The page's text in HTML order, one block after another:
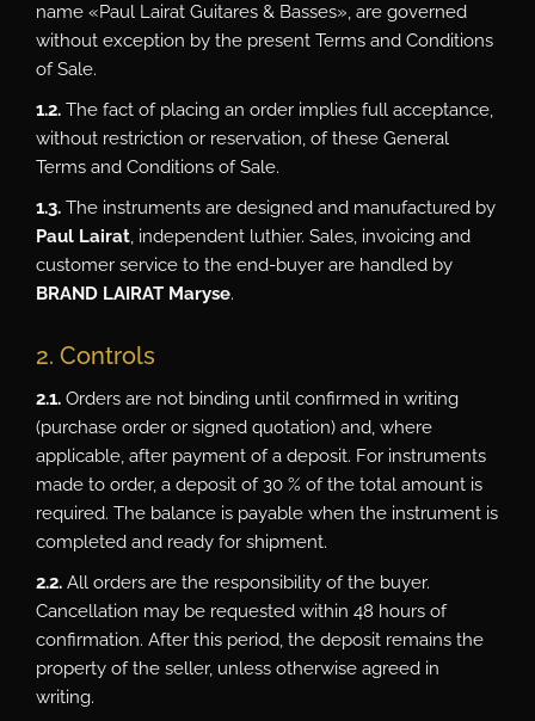
name «Paul Lairat Guitares & Basses», are governed
without exception by the present Terms and Conditions
of Sale.
1.2. The fact of placing an order implies full acceptance,
without restriction or reservation, of these General
Terms and Conditions of Sale.
1.3. The instruments are designed and manufactured by
Paul Lairat, independent luthier. Sales, invoicing and
customer service to the end-buyer are handled by
BRAND LAIRAT Maryse.
2. Controls
2.1. Orders are not binding until confirmed in writing
(purchase order or signed quotation) and, where
applicable, after payment of a deposit. For instruments
made to order, a deposit of 30 % of the total amount is
required. The balance is payable when the instrument is
completed and ready for shipment.
2.2. All orders are the responsibility of the buyer.
Cancellation may be requested within 48 hours of
confirmation. After this period, the deposit remains the
property of the seller, unless otherwise agreed in
writing.